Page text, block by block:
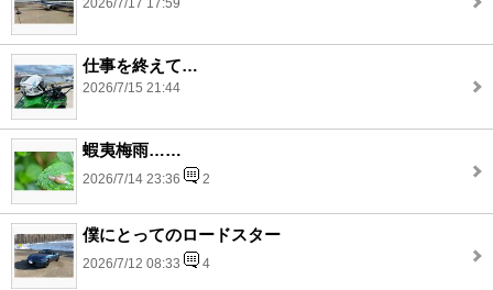
2026/7/17 17:59
仕事を終えて…
2026/7/15 21:44
蝦夷梅雨……
2026/7/14 23:36 2
僕にとってのロードスター
2026/7/12 08:33 4